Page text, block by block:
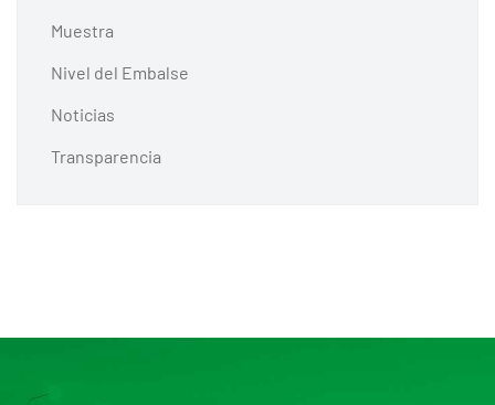
Muestra
Nivel del Embalse
Noticias
Transparencia